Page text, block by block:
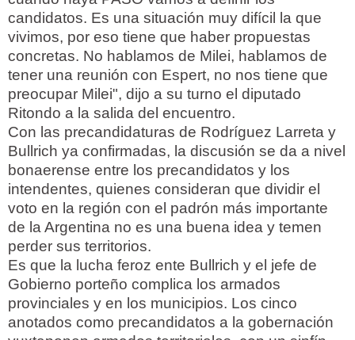
candidatos. Es una situación muy difícil la que
vivimos, por eso tiene que haber propuestas
concretas. No hablamos de Milei, hablamos de
tener una reunión con Espert, no nos tiene que
preocupar Milei", dijo a su turno el diputado
Ritondo a la salida del encuentro.
Con las precandidaturas de Rodríguez Larreta y
Bullrich ya confirmadas, la discusión se da a nivel
bonaerense entre los precandidatos y los
intendentes, quienes consideran que dividir el
voto en la región con el padrón más importante
de la Argentina no es una buena idea y temen
perder sus territorios.
Es que la lucha feroz ente Bullrich y el jefe de
Gobierno porteño complica los armados
provinciales y en los municipios. Los cinco
anotados como precandidatos a la gobernación